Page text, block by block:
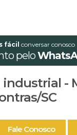
fácil conversar conosco
pelo
industrial -
SC
Fale Conosco